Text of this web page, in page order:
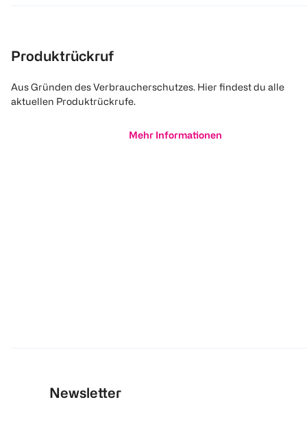
Produktrückruf
Aus Gründen des Verbraucherschutzes. Hier findest du alle
aktuellen Produktrückrufe.
Mehr Informationen
Newsletter